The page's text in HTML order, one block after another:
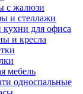
с жалюзи
и стеллажи
для офиса
и кресла
мебель
односпальные